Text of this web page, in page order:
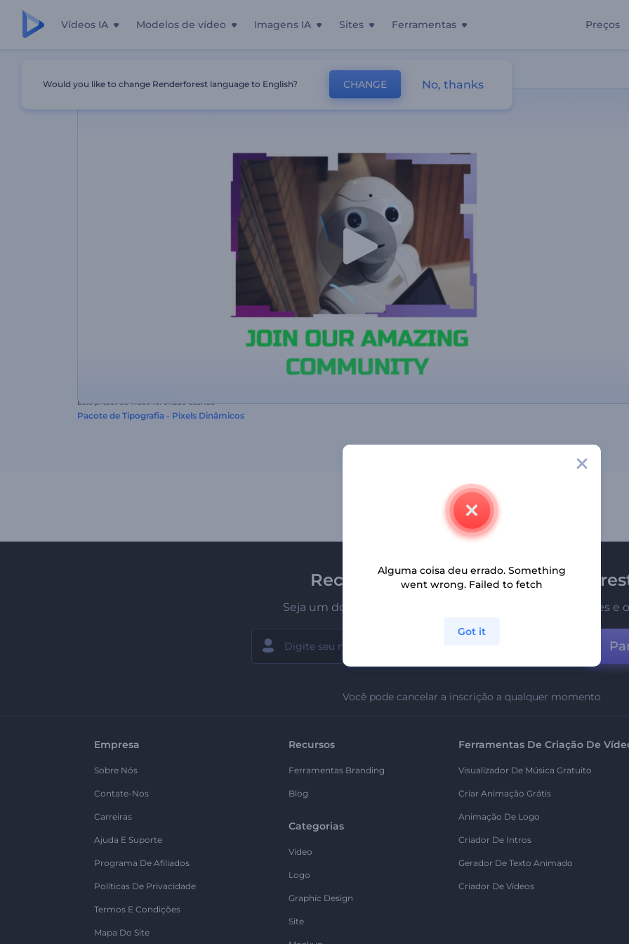
Vídeos IA Modelos de vídeo Imagens IA Sites Ferramentas Preços
Este preset de vídeo foi criado usando
Pacote de Tipografia - Pixels Dinâmicos
Receba a newsletter da
Seja um dos primeiros a receber nossas últimas novidades e
Você pode cancelar a inscrição a qualquer momento
Empresa
Sobre Nós
Contate-Nos
Carreiras
Ajuda E Suporte
Programa De Afiliados
Políticas De Privacidade
Termos E Condições
Mapa Do Site
Recursos
Ferramentas Branding
Blog
Categorias
Vídeo
Logo
Graphic Design
Site
Ferramentas De Criação De
Visualizador De Música Gratuito
Criar Animação Grátis
Animação De Logo
Criador De Intros
Gerador De Texto Animado
Criador De Vídeos
Would you like to change Renderforest language to English? CHANGE No, thanks
Alguma coisa deu errado. Something
went wrong. Failed to fetch
Got it